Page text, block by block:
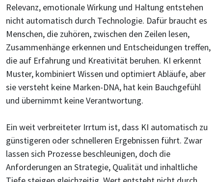
Relevanz, emotionale Wirkung und Haltung entstehen
nicht automatisch durch Technologie. Dafür braucht es
Menschen, die zuhören, zwischen den Zeilen lesen,
Zusammenhänge erkennen und Entscheidungen treffen,
die auf Erfahrung und Kreativität beruhen. KI erkennt
Muster, kombiniert Wissen und optimiert Abläufe, aber
sie versteht keine Marken-DNA, hat kein Bauchgefühl
und übernimmt keine Verantwortung.
Ein weit verbreiteter Irrtum ist, dass KI automatisch zu
günstigeren oder schnelleren Ergebnissen führt. Zwar
lassen sich Prozesse beschleunigen, doch die
Anforderungen an Strategie, Qualität und inhaltliche